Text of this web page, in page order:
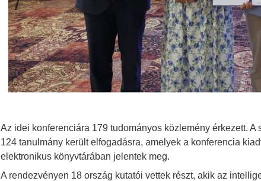
Az idei konferenciára 179 tudományos közlemény érkezett.
124 tanulmány került elfogadásra, amelyek a konferencia
elektronikus könyvtárában jelentek meg.
A rendezvényen 18 ország kutatói vettek részt, akik az